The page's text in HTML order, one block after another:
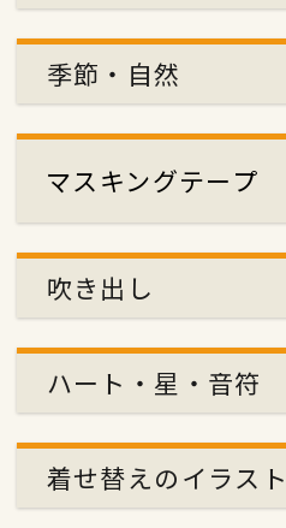
季節・自然
マスキングテープ
吹き出し
ハート・星・音符
着せ替えのイラスト